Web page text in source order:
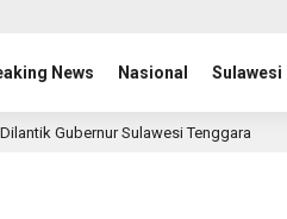
News Nasional Sulawesi
Gubernur Sulawesi Tenggara